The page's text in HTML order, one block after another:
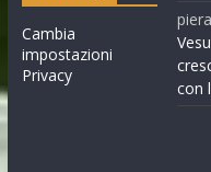
Cambia
impostazioni
Privacy
con